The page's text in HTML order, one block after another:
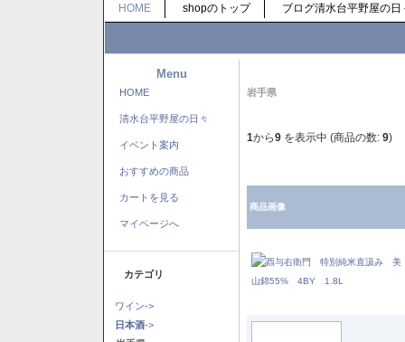
HOME shopのトップ ブログ清水台平野屋の日
Menu
HOME
清水台平野屋の日々
イベント案内
おすすめの商品
カートを見る
マイページへ
カテゴリ
ワイン->
日本酒->
岩手県
1から9 を表示中 (商品の数: 9)
商品画像